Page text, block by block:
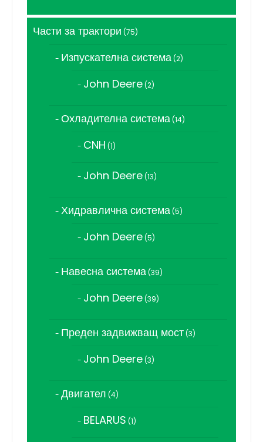
Части за трактори 7575
Изпускателна система 22
John Deere 22
Охладителна система 1414
CNH 11
John Deere 1313
Хидравлична система 55
John Deere 55
Навесна система 3939
John Deere 3939
Преден задвижващ мост 33
John Deere 33
Двигател 44
BELARUS 11